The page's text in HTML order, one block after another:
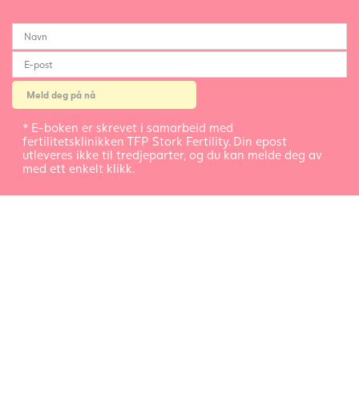
* E-boken er skrevet i samarbeid med
fertilitetsklinikken TFP Stork Fertility. Din epost
utleveres ikke til tredjeparter, og du kan melde deg av
med ett enkelt klikk.